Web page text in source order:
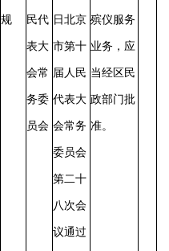
规 民代
表大
会常
务委
员会
日北京
市第十
届人民
代表大
会常务
委员会
第二十
八次会
议通过
殡仪服务
业务，应
当经区民
政部门批
准。